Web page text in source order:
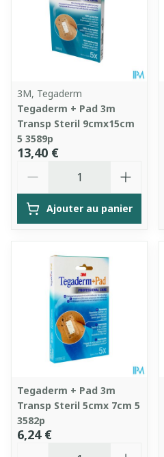
3M, Tegaderm
Tegaderm + Pad 3m
Transp Steril 9cmx15cm
5 3589p
13,40 €
Ajouter au panier
Tegaderm + Pad 3m
Transp Steril 5cmx 7cm 5
3582p
6,24 €